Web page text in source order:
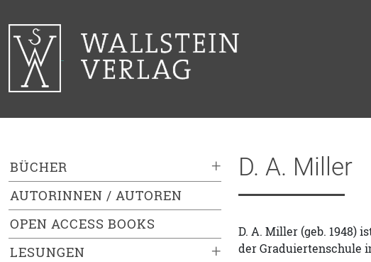
+
BÜCHER
AUTORINNEN / AUTOREN
OPEN ACCESS BOOKS
+
LESUNGEN
D. A. Miller
D. A. Miller (geb.
der Graduiertenschule